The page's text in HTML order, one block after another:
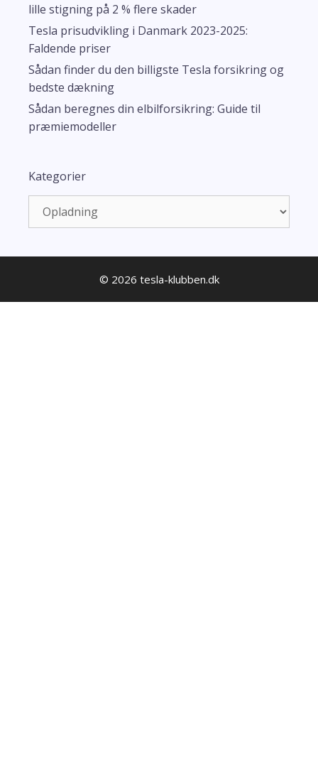
lille stigning på 2 % flere skader
Tesla prisudvikling i Danmark 2023-2025:
Faldende priser
Sådan finder du den billigste Tesla forsikring og
bedste dækning
Sådan beregnes din elbilforsikring: Guide til
præmiemodeller
Kategorier
© 2026 tesla-klubben.dk